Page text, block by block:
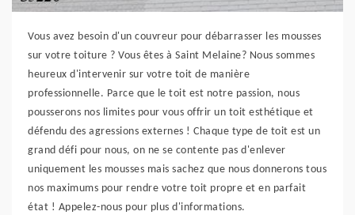
Vous avez besoin d'un couvreur pour débarrasser les mousses
sur votre toiture ? Vous êtes à Saint Melaine? Nous sommes
heureux d'intervenir sur votre toit de manière
professionnelle. Parce que le toit est notre passion, nous
pousserons nos limites pour vous offrir un toit esthétique et
défendu des agressions externes ! Chaque type de toit est un
grand défi pour nous, on ne se contente pas d'enlever
uniquement les mousses mais sachez que nous donnerons tous
nos maximums pour rendre votre toit propre et en parfait
état ! Appelez-nous pour plus d'informations.